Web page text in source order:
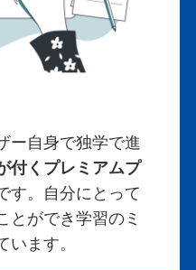
ー自身で独学で進
付くプレミアムプ
す。自分にとって
とができ学習のミ
います。